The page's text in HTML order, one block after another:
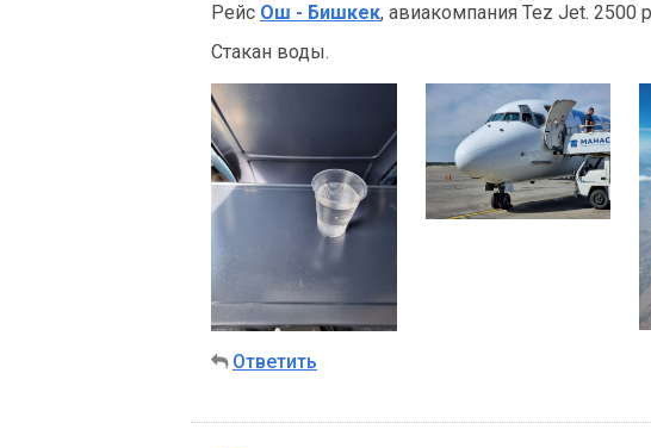
Рейс Ош - Бишкек, авиакомпания Tez Jet. 2500
Стакан воды.
Ответить